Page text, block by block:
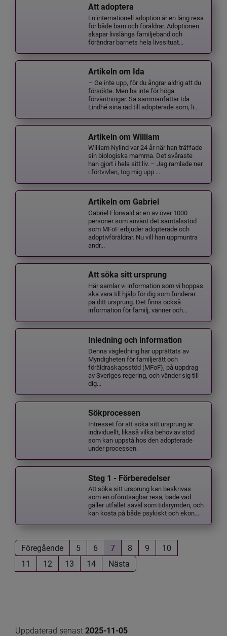
Att adoptera
En internationell adoption är en lång resa
för både barn och föräldrar. Adoptionen
skapar livslånga familjeband och
förändrar barnets hela livssituat...
Artikeln om Ida
– Ge inte upp, för du ångrar aldrig att du
försökte. Men ha inte för höga
förväntningar. Så sammanfattar Ida
Lindhé sina råd till adopterade som, li...
Artikeln om William
William Nylind var 24 år när han träffade
sin biologiska mamma. Det svåraste
han gjort i hela sitt liv. – Jag ramlade ner
i förtvivlan, tog mig upp ...
Artikeln om Gabriel
Gabriel Florwald är en av över 1000
personer som använt det samtalsstöd
som MFoF erbjuder adopterade och
adoptivföräldrar. Nu vill han uppmuntra
andr...
Att söka sitt ursprung
Här samlar vi information som vi hoppas
ska vara till hjälp för dig som funderar
på ditt ursprung. Det finns också
information för familj, vänner och...
Inledning och information
Denna vägledning har upprättats av
Myndigheten för familjerätt och
föräldraskapsstöd (MFoF), på uppdrag
av Sveriges regering, och vänder sig till
dig...
Sökprocessen
Intresset för att söka sitt ursprung är
individuellt, likaså vilka behov av stöd
som kan uppstå hos den adopterade
under processen.
Steg 1 - Förberedelser
Att söka sitt ursprung kan beskrivas
som en oförutsägbar resa, både vad
gäller utfallet såväl som tidsrymden, och
kan kosta på både psykiskt och ekon...
Föregående 5 6 7 8 9
10
11
12 13 14 Nästa
Uppdaterad senast 2025-11-05